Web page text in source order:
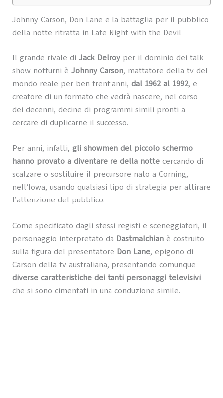
Johnny Carson, Don Lane e la battaglia per il pubblico
della notte ritratta in Late Night with the Devil
Il grande rivale di Jack Delroyper il dominio dei talk
show notturni è Johnny Carson, mattatore della tv del
mondo reale per ben trent’anni, dal 1962 al 1992, e
creatore di un formato che vedrà nascere, nel corso
dei decenni, decine di programmi simili pronti a
cercare di duplicarne il successo.
Per anni, infatti, gli showmen del piccolo schermo
hanno provato a diventare re della nottecercando di
scalzare o sostituire il precursore nato a Corning,
nell’Iowa, usando qualsiasi tipo di strategia per attirare
l’attenzione del pubblico.
Come specificato dagli stessi registi e sceneggiatori, il
personaggio interpretato da Dastmalchianè costruito
sulla figura del presentatore Don Lane, epigono di
Carson della tv australiana, presentando comunque
diverse caratteristiche dei tanti personaggi televisivi
che si sono cimentati in una conduzione simile.